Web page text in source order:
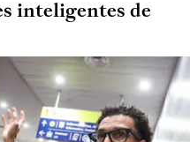
inteligentes de